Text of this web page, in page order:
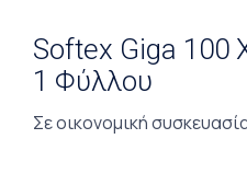
Softex Giga 100
1 Φύλλου
Σε οικονομική